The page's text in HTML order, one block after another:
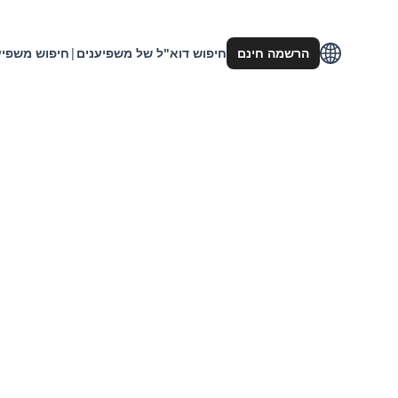
חיפוש | חיפוש דוא"ל של משפיענים הרשמה חינם